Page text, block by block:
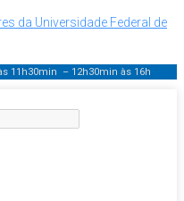
da Universidade Federal de
11h30min – 12h30min às 16h